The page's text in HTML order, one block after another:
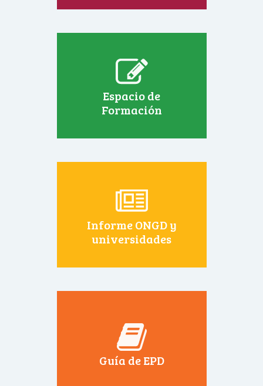
Espacio de
Formación
Informe ONGD y
universidades
Guía de EPD